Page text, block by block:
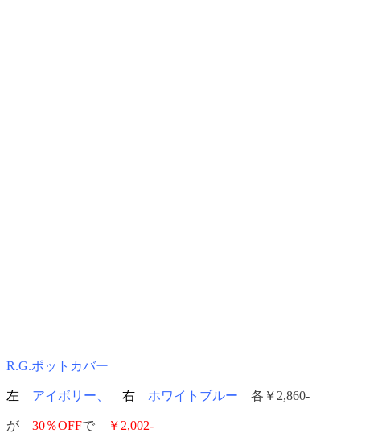
R.G.ポットカバー
左 アイボリー、 右 ホワイトブルー 各￥2,860-
が 30％OFFで ￥2,002-